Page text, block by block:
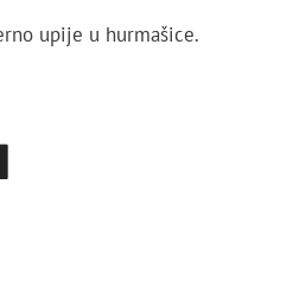
upije u hurmašice.